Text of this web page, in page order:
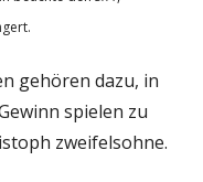
gehören dazu, in
spielen zu
zweifelsohne.